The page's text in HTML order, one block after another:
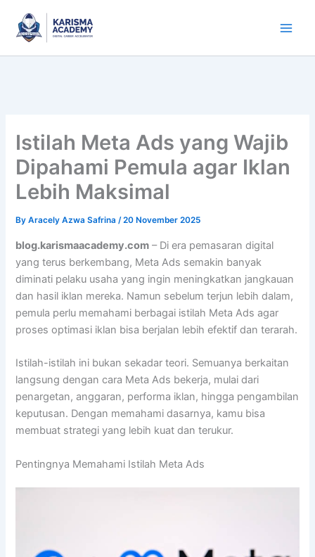
content
Istilah Meta Ads yang Wajib
Dipahami Pemula agar Iklan
Lebih Maksimal
ByAracely Azwa Safrina/20 November 2025
blog.karismaacademy.com – Di era pemasaran digital
yang terus berkembang, Meta Ads semakin banyak
diminati pelaku usaha yang ingin meningkatkan jangkauan
dan hasil iklan mereka. Namun sebelum terjun lebih dalam,
pemula perlu memahami berbagai istilah Meta Ads agar
proses optimasi iklan bisa berjalan lebih efektif dan terarah.
Istilah-istilah ini bukan sekadar teori. Semuanya berkaitan
langsung dengan cara Meta Ads bekerja, mulai dari
penargetan, anggaran, performa iklan, hingga pengambilan
keputusan. Dengan memahami dasarnya, kamu bisa
membuat strategi yang lebih kuat dan terukur.
Pentingnya Memahami Istilah Meta Ads